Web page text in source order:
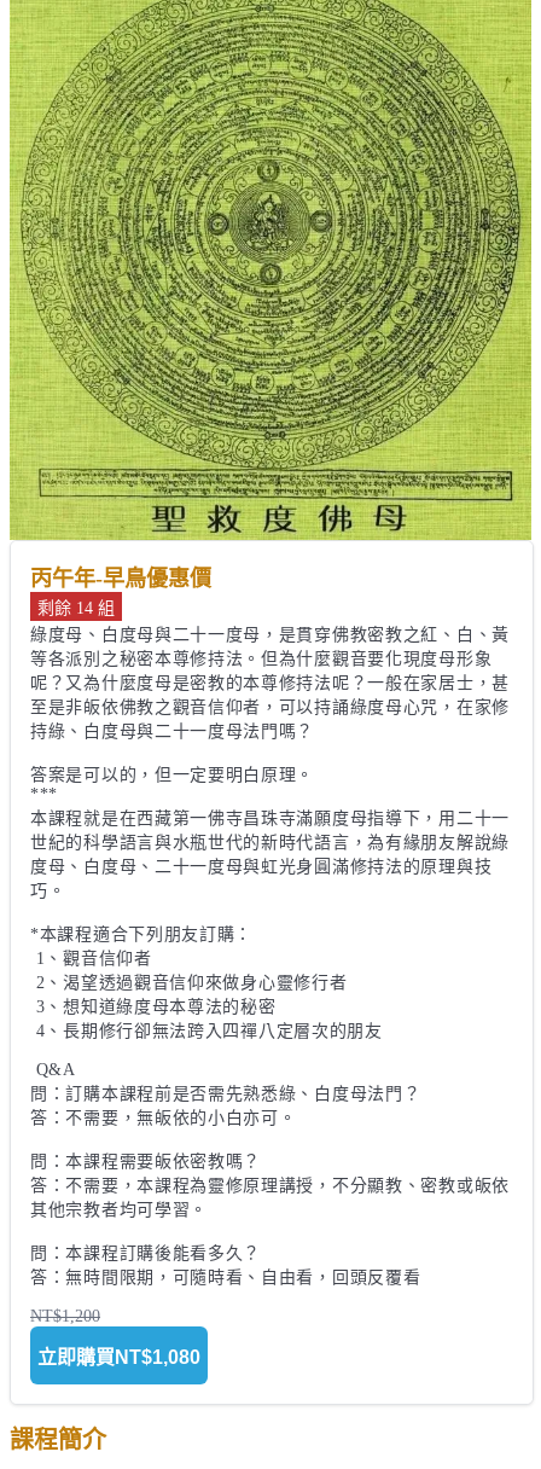
丙午年-早鳥優惠價
剩餘 14 組
綠度母、白度母與二十一度母，是貫穿佛教密教之紅、白、黃
等各派別之秘密本尊修持法。但為什麼觀音要化現度母形象
呢？又為什麼度母是密教的本尊修持法呢？一般在家居士，甚
至是非皈依佛教之觀音信仰者，可以持誦綠度母心咒，在家修
持綠、白度母與二十一度母法門嗎？
答案是可以的，但一定要明白原理。
***
本課程就是在西藏第一佛寺昌珠寺滿願度母指導下，用二十一
世紀的科學語言與水瓶世代的新時代語言，為有緣朋友解說綠
度母、白度母、二十一度母與虹光身圓滿修持法的原理與技
巧。
*本課程適合下列朋友訂購：
問：訂購本課程前是否需先熟悉綠、白度母法門？
答：不需要，無皈依的小白亦可。
問：本課程需要皈依密教嗎？
答：不需要，本課程為靈修原理講授，不分顯教、密教或皈依
其他宗教者均可學習。
問：本課程訂購後能看多久？
答：無時間限期，可隨時看、自由看，回頭反覆看
NT$1,200
立即購買 NT$1,080
課程簡介